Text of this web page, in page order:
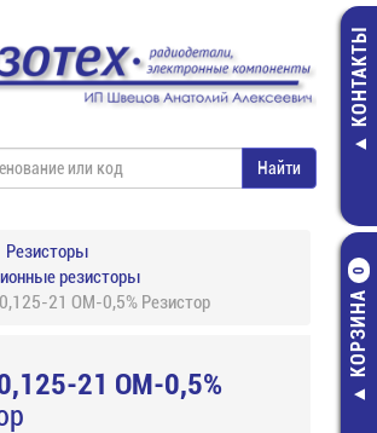
КОНТАКТЫ
КОРЗИНА
0
Резисторы
резисторы
21 ОМ-0,5% Резистор
21 ОМ-0,5%